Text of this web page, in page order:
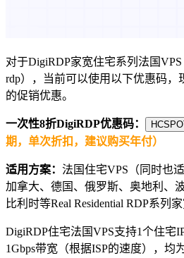
对于DigiRDP家宽住宅系列法国VPS
rdp），当前可以使用以下优惠码，
的促销优惠。
一次性8折DigiRDP优惠码：
期，单次折扣，建议购买年付）
适用方案： 法国住宅VPS（同时也
加拿大、德国、俄罗斯、奥地利、
比利时等Real Residential RDP系列家
DigiRDP住宅法国VPS支持1个住宅
1Gbps带宽（根据ISP的速度），均